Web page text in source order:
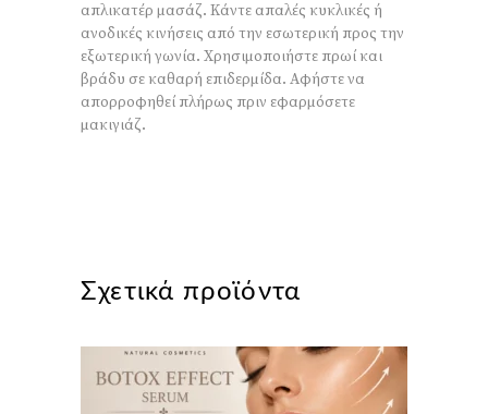
απλικατέρ μασάζ. Κάντε απαλές κυκλικές ή
ανοδικές κινήσεις από την εσωτερική προς την
εξωτερική γωνία. Χρησιμοποιήστε πρωί και
βράδυ σε καθαρή επιδερμίδα. Αφήστε να
απορροφηθεί πλήρως πριν εφαρμόσετε
μακιγιάζ.
Σχετικά προϊόντα